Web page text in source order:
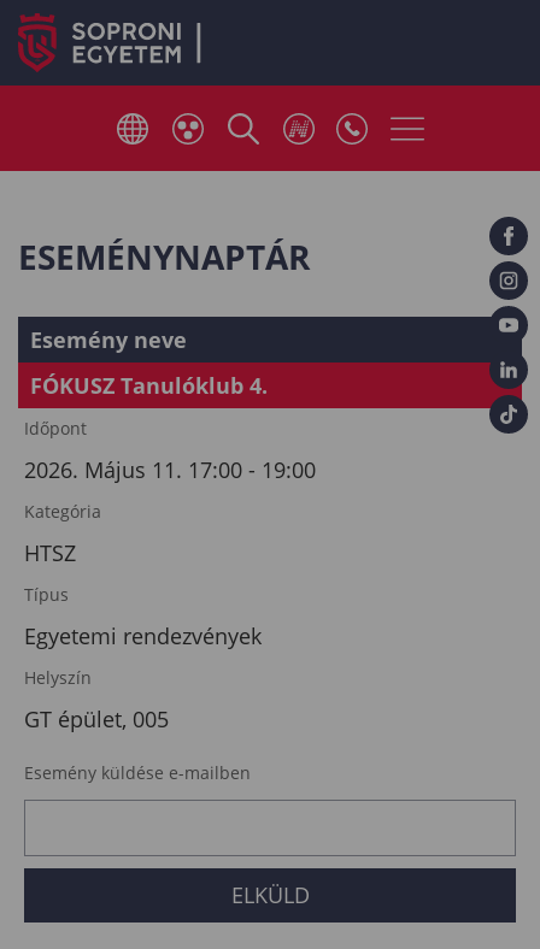
ESEMÉNYNAPTÁR
Esemény neve
FÓKUSZ Tanulóklub 4.
Időpont
2026. Május 11. 17:00 - 19:00
Kategória
HTSZ
Típus
Egyetemi rendezvények
Helyszín
GT épület, 005
Esemény küldése e-mailben